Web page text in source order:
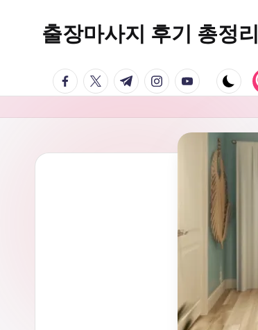
출장마사지 후기 총정리
사
지
24
facebook.com
twitter.com
t.me instagram.com
youtube.com